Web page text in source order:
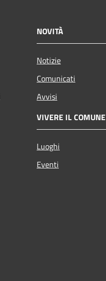
NOVITÀ
Notizie
Comunicati
Avvisi
VIVERE IL COMUNE
Luoghi
Eventi